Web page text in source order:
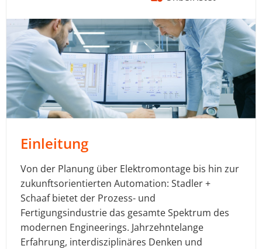
Einleitung
Von der Planung über Elektromontage bis hin zur
zukunftsorientierten Automation: Stadler +
Schaaf bietet der Prozess- und
Fertigungsindustrie das gesamte Spektrum des
modernen Engineerings. Jahrzehntelange
Erfahrung, interdisziplinäres Denken und